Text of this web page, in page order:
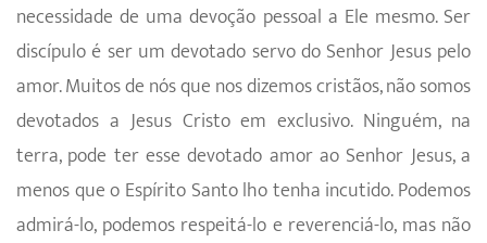
necessidade de uma devoção pessoal a Ele mesmo. Ser
discípulo é ser um devotado servo do Senhor Jesus pelo
amor. Muitos de nós que nos dizemos cristãos, não somos
devotados a Jesus Cristo em exclusivo. Ninguém, na
terra, pode ter esse devotado amor ao Senhor Jesus, a
menos que o Espírito Santo lho tenha incutido. Podemos
admirá-lo, podemos respeitá-lo e reveren­ciá-lo, mas não